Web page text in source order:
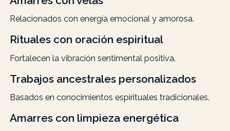
Relacionados con energía emocional y amorosa.
Rituales con oración espiritual
Fortalecen la vibración sentimental positiva.
Trabajos ancestrales personalizados
Basados en conocimientos espirituales tradicionales.
Amarres con limpieza energética